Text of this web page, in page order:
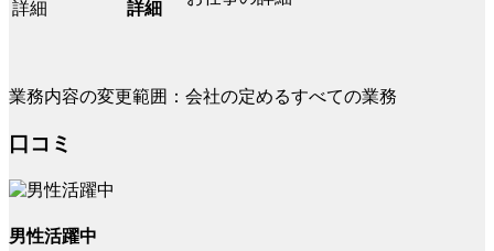
詳細
業務内容の変更範囲：会社の定めるすべての業務
口コミ
男性活躍中